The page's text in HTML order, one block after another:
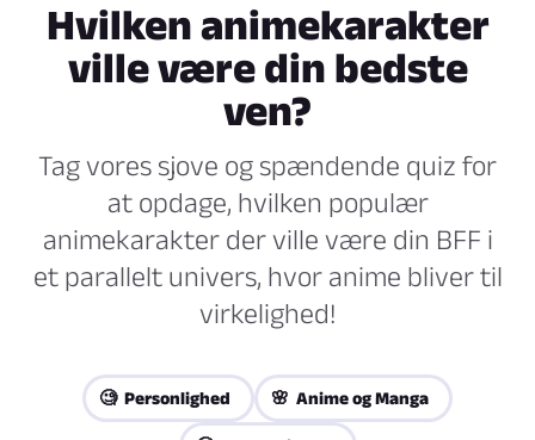
Hvilken animekarakter
ville være din bedste
ven?
Tag vores sjove og spændende quiz for
at opdage, hvilken populær
animekarakter der ville være din BFF i
et parallelt univers, hvor anime bliver til
virkelighed!
🧐 Personlighed 🌸 Anime og Manga